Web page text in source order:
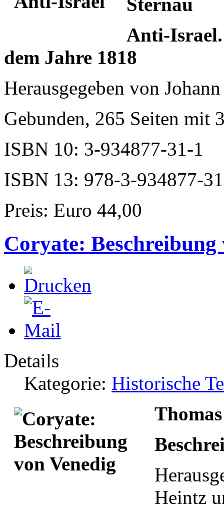
Anti-
dem Jahre 1818
Herausgegeben von
Gebunden, 265 Seiten mit
ISBN 10: 3-934877-31-1
ISBN 13: 978-3-934877-
Preis: Euro 44,00
Coryate: Beschreibung
Details
Kategorie: Historische
Heintz